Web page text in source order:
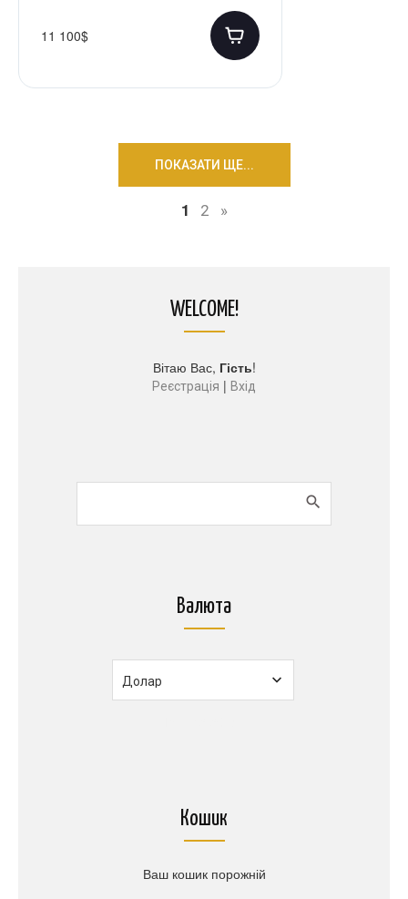
11 100$
ПОКАЗАТИ ЩЕ...
1 2 »
WELCOME!
Вітаю Вас, Гість!
Реєстрація | Вхід
Валюта
Кошик
Ваш кошик порожній